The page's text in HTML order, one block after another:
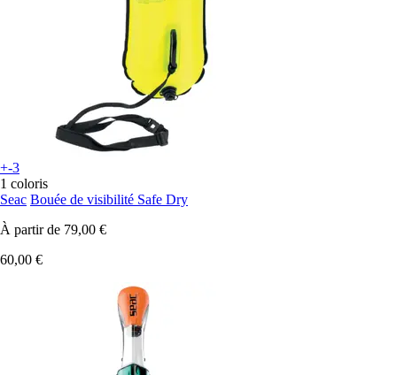
+-3
1 coloris
Seac Bouée de visibilité Safe Dry
À partir de 79,00 €
60,00 €